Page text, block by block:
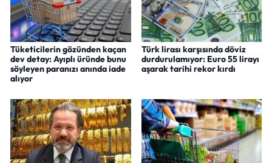
Tüketicilerin gözünden kaçan
dev detay: Ayıplı üründe bunu
söyleyen paranızı anında iade
alıyor
Türk lirası karşısında döviz
durdurulamıyor: Euro 55 lirayı
aşarak tarihi rekor kırdı